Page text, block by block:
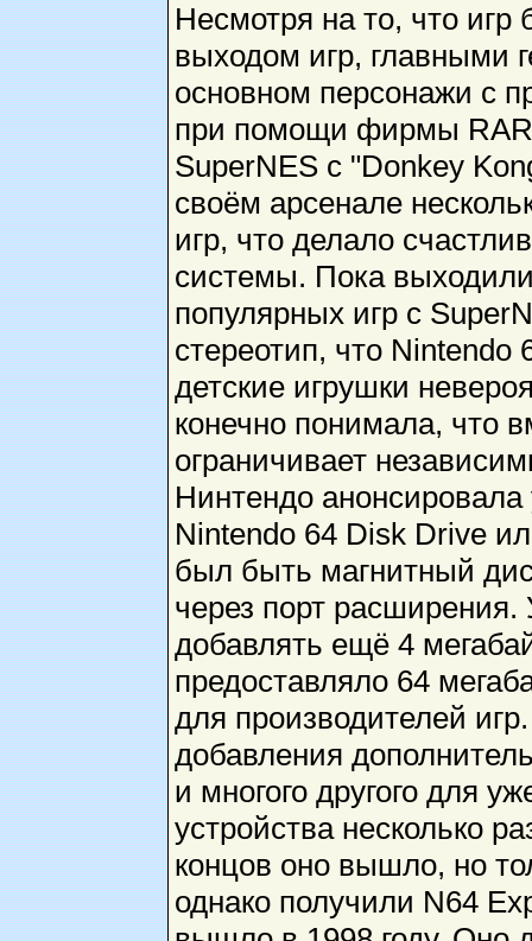
Несмотря на то, что
выходом игр, главными
основном персонажи с
при помощи фирмы
SuperNES с "Donkey
своём арсенале
игр, что делало
системы. Пока
популярных игр с
стереотип, что Nintendo
детские игрушки
конечно понимала, что
ограничивает
Нинтендо анонсировала
Nintendo 64 Disk Drive
был быть магнитный
через порт
добавлять ещё 4
предоставляло 64
для производителей
добавления
и многого другого для
устройства несколько
концов оно вышло, но
однако получили N64